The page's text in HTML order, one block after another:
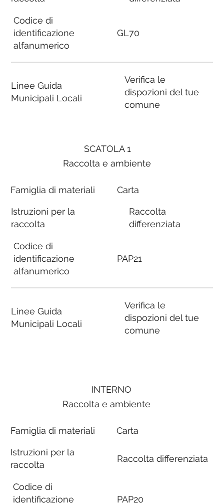
SCATOLA 1
Raccolta e ambiente
Famiglia di materiali
Istruzioni per la
raccolta
Codice di
identificazione
alfanumerico
Linee Guida
Municipali Locali
Carta
Raccolta
differenziata
PAP21
Verifica le
dispozioni del tue
comune
Codice di
identificazione
alfanumerico
Linee Guida
Municipali Locali
GL70
Verifica le
dispozioni del tue
comune
INTERNO
Raccolta e ambiente
Famiglia di materiali
Istruzioni per la
raccolta
Codice di
identificazione
Carta
Raccolta differenziata
PAP20